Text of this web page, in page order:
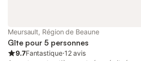
Meursault, Région de Beaune
Gîte pour 5 personnes
9.7Fantastique⋅12 avis